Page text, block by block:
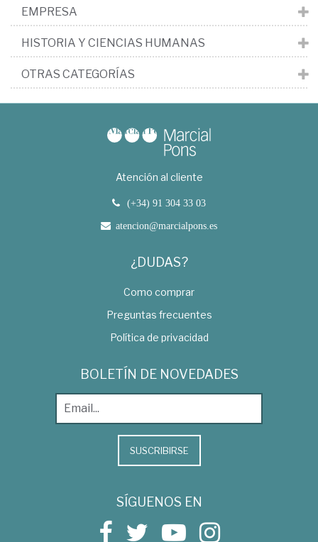
EMPRESA
HISTORIA Y CIENCIAS HUMANAS
OTRAS CATEGORÍAS
Atención al cliente
(+34) 91 304 33 03
atencion@marcialpons.es
¿DUDAS?
Como comprar
Preguntas frecuentes
Política de privacidad
BOLETÍN DE NOVEDADES
SUSCRIBIRSE
SÍGUENOS EN